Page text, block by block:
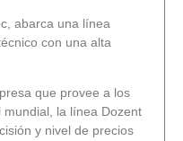
abarca una línea
con una alta
que provee a los
la línea Dozent
y nivel de precios